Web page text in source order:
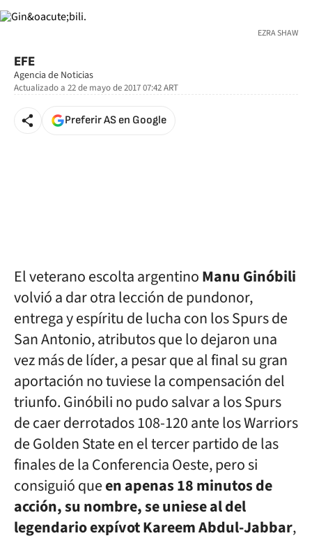
EZRA SHAW
EFE
Agencia de Noticias
Actualizado a 22 de mayo de 2017 07:42ART
Preferir AS en Google
El veterano escolta argentinoManu Ginóbili
volvió a dar otra lección de pundonor,
entrega y espíritu de lucha con los Spurs de
San Antonio, atributos que lo dejaron una
vez más de líder, a pesar que al final su gran
aportación no tuviese la compensación del
triunfo. Ginóbili no pudo salvar a los Spurs
de caer derrotados 108-120 ante los Warriors
de Golden State en el tercer partido de las
finales de la Conferencia Oeste, pero si
consiguió queen apenas 18 minutos de
acción, su nombre, se uniese al del
legendario expívot Kareem Abdul-Jabbar,